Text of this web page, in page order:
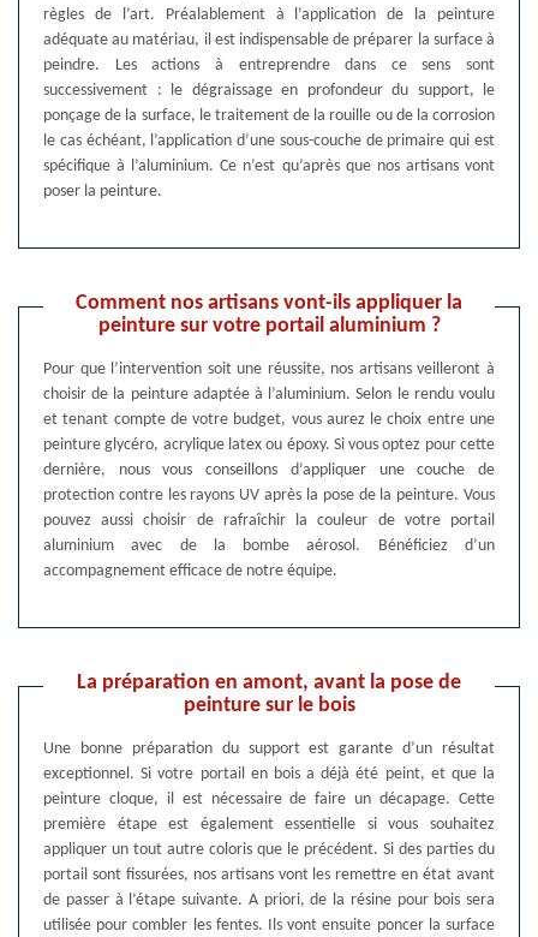
règles de l’art. Préalablement à l’application de la peinture
adéquate au matériau, il est indispensable de préparer la surface à
peindre. Les actions à entreprendre dans ce sens sont
successivement : le dégraissage en profondeur du support, le
ponçage de la surface, le traitement de la rouille ou de la corrosion
le cas échéant, l’application d’une sous-couche de primaire qui est
spécifique à l’aluminium. Ce n’est qu’après que nos artisans vont
poser la peinture.
Comment nos artisans vont-ils appliquer la
peinture sur votre portail aluminium ?
Pour que l’intervention soit une réussite, nos artisans veilleront à
choisir de la peinture adaptée à l’aluminium. Selon le rendu voulu
et tenant compte de votre budget, vous aurez le choix entre une
peinture glycéro, acrylique latex ou époxy. Si vous optez pour cette
dernière, nous vous conseillons d’appliquer une couche de
protection contre les rayons UV après la pose de la peinture. Vous
pouvez aussi choisir de rafraîchir la couleur de votre portail
aluminium avec de la bombe aérosol. Bénéficiez d’un
accompagnement efficace de notre équipe.
La préparation en amont, avant la pose de
peinture sur le bois
Une bonne préparation du support est garante d’un résultat
exceptionnel. Si votre portail en bois a déjà été peint, et que la
peinture cloque, il est nécessaire de faire un décapage. Cette
première étape est également essentielle si vous souhaitez
appliquer un tout autre coloris que le précédent. Si des parties du
portail sont fissurées, nos artisans vont les remettre en état avant
de passer à l’étape suivante. A priori, de la résine pour bois sera
utilisée pour combler les fentes. Ils vont ensuite poncer la surface